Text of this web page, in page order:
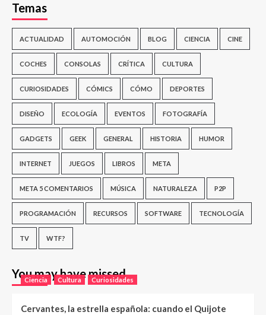
Temas
ACTUALIDAD AUTOMOCIÓN BLOG CIENCIA CINE
COCHES CONSOLAS CRÍTICA CULTURA
CURIOSIDADES CÓMICS CÓMO DEPORTES
DISEÑO ECOLOGÍA EVENTOS FOTOGRAFÍA
GADGETS GEEK GENERAL HISTORIA HUMOR
INTERNET JUEGOS LIBROS META
META 5 COMENTARIOS MÚSICA NATURALEZA P2P
PROGRAMACIÓN RECURSOS SOFTWARE TECNOLOGÍA
TV WTF?
You may have missed
Ciencia Cultura Curiosidades
Cervantes, la estrella española: cuando el Quijote